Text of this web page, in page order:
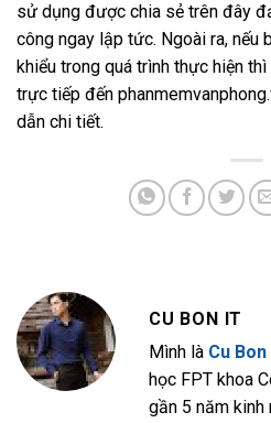
sử dụng được chia sẻ trên đây
công ngay lập tức. Ngoài ra, nếu
khiểu trong quá trình thực hiện
trực tiếp đến
dẫn chi tiết.
CU BON IT
Mình là Cu Bon
học FPT khoa
gần 5 năm kinh